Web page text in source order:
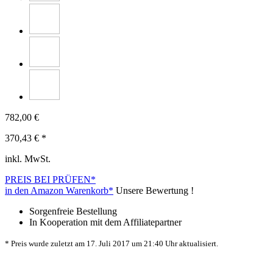
782,00 €
370,43 € *
inkl. MwSt.
PREIS BEI PRÜFEN*
in den Amazon Warenkorb* Unsere Bewertung !
Sorgenfreie Bestellung
In Kooperation mit dem Affiliatepartner
* Preis wurde zuletzt am 17. Juli 2017 um 21:40 Uhr aktualisiert.